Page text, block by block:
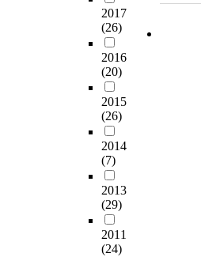
2017
(26)
2016
(20)
2015
(26)
2014
(7)
2013
(29)
2011
(24)